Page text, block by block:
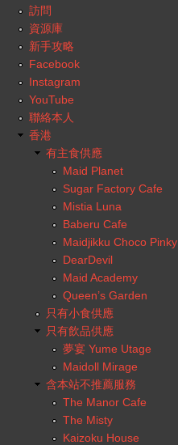
訪問
資源庫
新手攻略
Facebook
Instagram
YouTube
聯絡本人
香港
有主食供應
Maid Planet
Sugar Factory Cafe
Mistia Luna
Baberu Cafe
Maidjikku Choco Pinky
DearDevil
Maid Academy
Queen’s Garden
只有小食供應
只有飲品供應
夢宴 Yume Utage
Maidoll Mirage
含本站不推薦服務
The Manor Cafe
The Misty
Kaizoku House